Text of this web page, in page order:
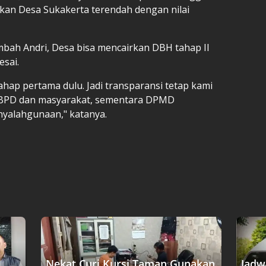
Desa Sukakerta terendah dengan nilai
Andri, Desa bisa mencairkan DBH tahap II
pertama dulu. Jadi transparansi tetap kami
dan masyarakat, sementara DPMD
katanya.